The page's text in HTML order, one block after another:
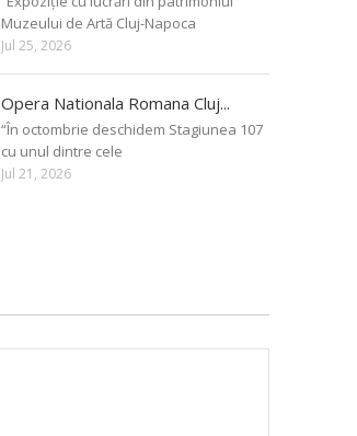
Muzeului de Artă Cluj-Napoca
Jul 25, 2026
Opera Nationala Romana Cluj...
“În octombrie deschidem Stagiunea 107
cu unul dintre cele
Jul 21, 2026